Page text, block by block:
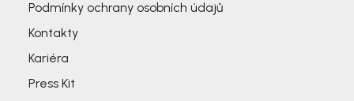
Podmínky ochrany osobních údajů
Kontakty
Kariéra
Press Kit